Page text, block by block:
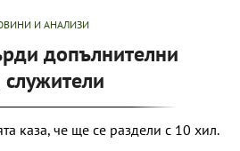
И АНАЛИЗИ
допълнителни
каза, че ще се раздели с 10 хил.